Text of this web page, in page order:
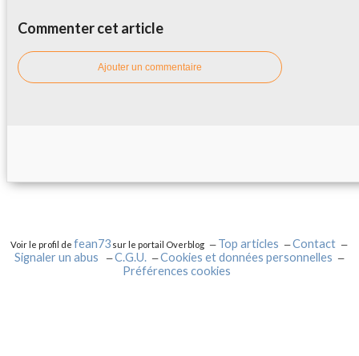
Commenter cet article
Ajouter un commentaire
Voir le profil defean73 sur le portail Overblog Top articles
Contact
Signaler un abus
C.G.U.
Cookies et données personnelles
Préférences cookies